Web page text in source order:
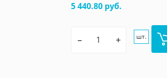
5 440.80 руб.
– + шт.